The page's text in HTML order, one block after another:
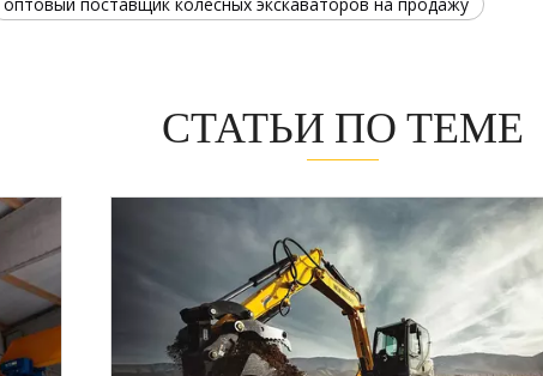
СТАТЬИ ПО ТЕМЕ